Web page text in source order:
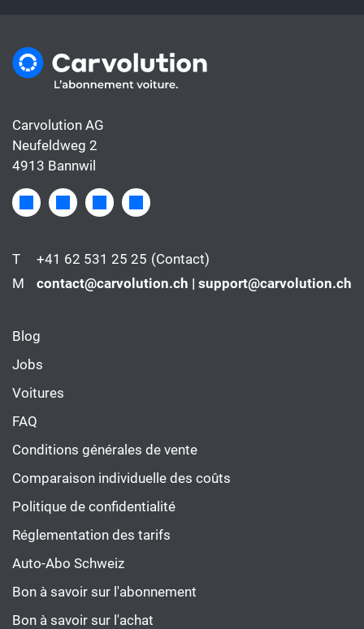
Carvolution AG
Neufeldweg 2
4913 Bannwil
T +41 62 531 25 25 (Contact)
M
contact@carvolution.ch | support@carvolution.ch
Blog
Jobs
Voitures
FAQ
Conditions générales de vente
Comparaison individuelle des coûts
Politique de confidentialité
Réglementation des tarifs
Auto-Abo Schweiz
Bon à savoir sur l'abonnement
Bon à savoir sur l'achat